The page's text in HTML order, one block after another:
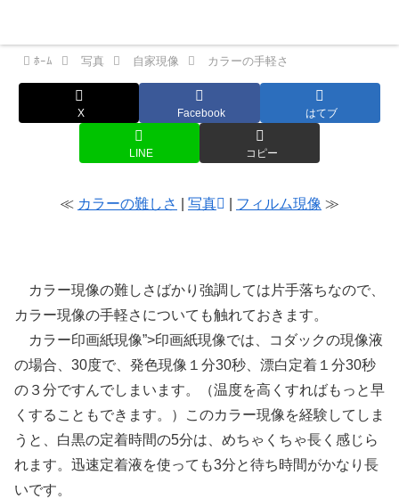
ﾎｰﾑ 写真 自家現像 カラーの手軽さ
X Facebook はてブ
LINE コピー
≪ カラーの難しさ 写真 フィルム現像 ≫
カラー現像の難しさばかり強調しては片手落ちなので、
カラー現像の手軽さについても触れておきます。
カラー印画紙現像”>印画紙現像では、コダックの現像液
の場合、30度で、発色現像１分30秒、漂白定着１分30秒
の３分ですんでしまいます。（温度を高くすればもっと早
くすることもできます。）このカラー現像を経験してしま
うと、白黒の定着時間の5分は、めちゃくちゃ長く感じら
れます。迅速定着液を使っても3分と待ち時間がかなり長
いです。